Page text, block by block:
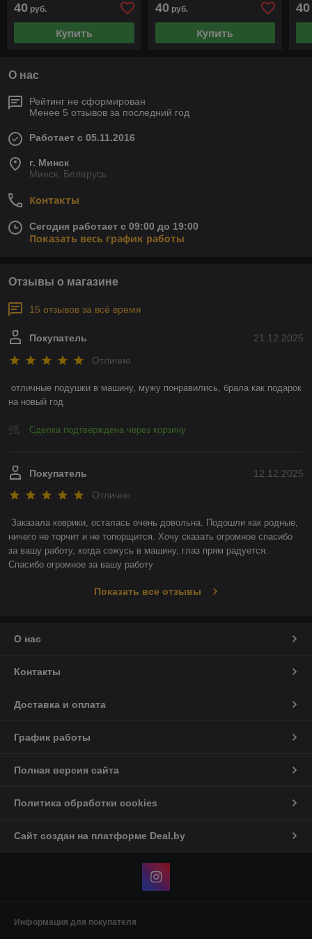
40 руб.
Купить
40руб.
Купить
40
О нас
Рейтинг не сформирован
Менее 5 отзывов за последний год
Работает с 05.11.2016
г. Минск
Минск, Беларусь
Контакты
Сегодня работает с 09:00 до 19:00
Показать весь график работы
Отзывы о магазине
15 отзывов за всё время
21.12.2025
Покупатель
Отлично
отличные подушки в машину, мужу понравились, брала как подарок
на новый год
Сделка подтверждена через корзину
12.12.2025
Покупатель
Отлично
Заказала коврики, осталась очень довольна. Подошли как родные,
ничего не торчит и не топорщится. Хочу сказать огромное спасибо
за вашу работу, когда сожусь в машину, глаз прям радуется.
Спасибо огромное за вашу работу
Показать все отзывы
О нас
Контакты
Доставка и оплата
График работы
Полная версия сайта
Политика обработки cookies
Сайт создан на платформе Deal.by
Информация для покупателя